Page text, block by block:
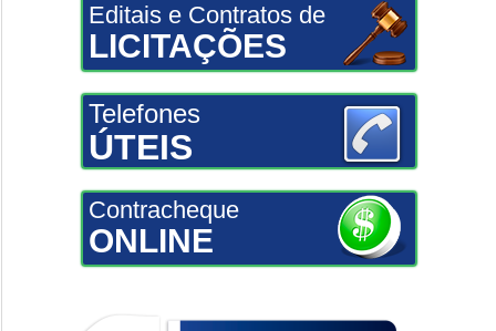
Editais e Contratos de
LICITAÇÕES
Telefones
ÚTEIS
Contracheque
ONLINE